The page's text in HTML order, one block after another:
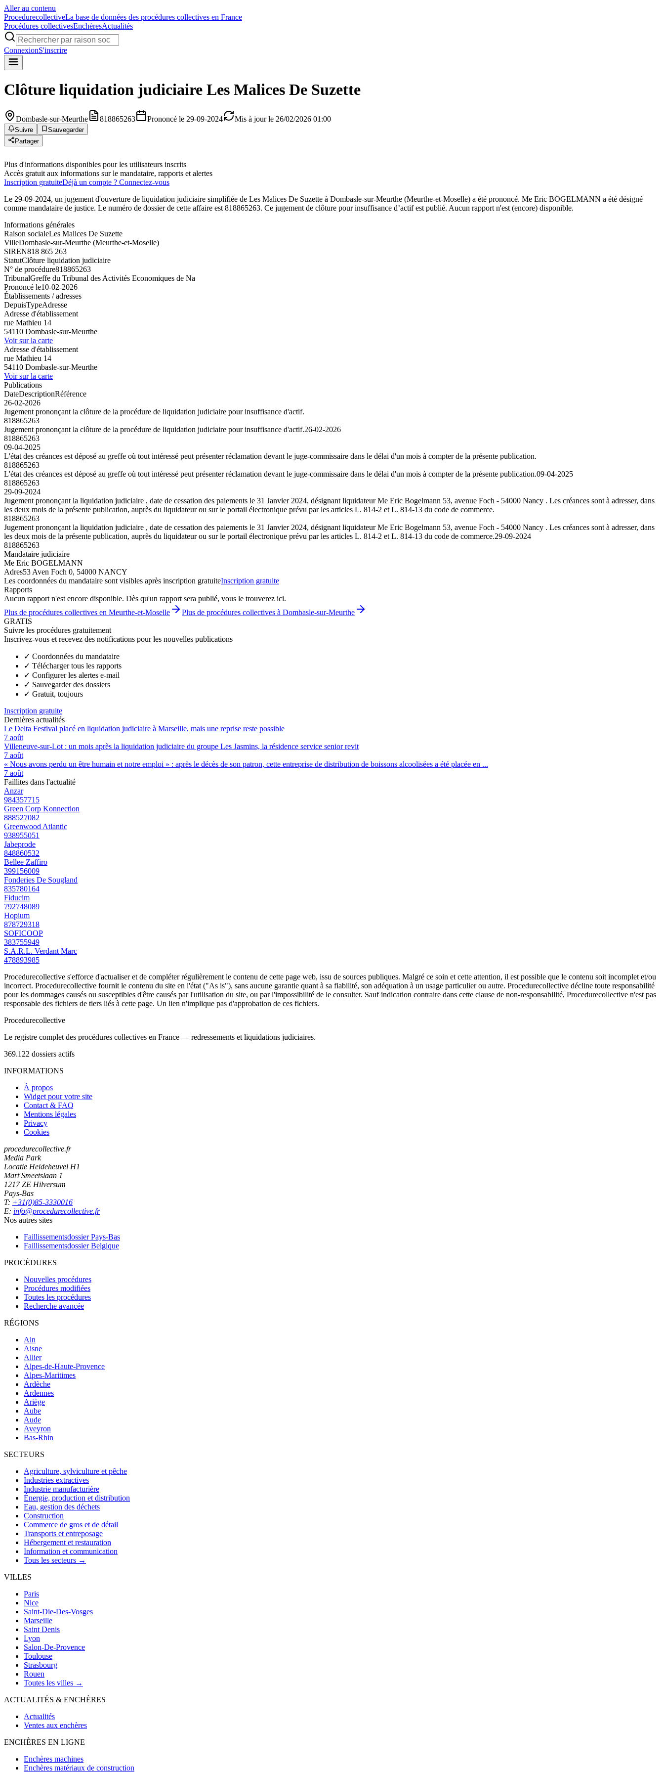
Aller au contenu
ProcedurecollectiveLa base de données des procédures collectives en France
Procédures collectivesEnchèresActualités
ConnexionS'inscrire
Clôture liquidation judiciaire Les Malices De Suzette
Dombasle-sur-Meurthe 818865263 Prononcé le 29-09-2024 Mis à jour le 26/02/2026 01:00
Suivre
Sauvegarder
Partager
Plus d'informations disponibles pour les utilisateurs inscrits
Accès gratuit aux informations sur le mandataire, rapports et alertes
Inscription gratuiteDéjà un compte ? Connectez-vous
Le 29-09-2024, un jugement d'ouverture de liquidation judiciaire simplifiée de Les Malices De Suzette à Dombasle-sur-Meurthe (Meurthe-et-Moselle) a été prononcé. Me Eric BOGELMANN a été désigné
comme mandataire de justice. Le numéro de dossier de cette affaire est 818865263. Ce jugement de clôture pour insuffisance d’actif est publié. Aucun rapport n'est (encore) disponible.
Informations générales
Raison socialeLes Malices De Suzette
VilleDombasle-sur-Meurthe (Meurthe-et-Moselle)
SIREN818 865 263
StatutClôture liquidation judiciaire
N° de procédure818865263
TribunalGreffe du Tribunal des Activités Economiques de Na
Prononcé le10-02-2026
Établissements / adresses
DepuisTypeAdresse
Adresse d'établissement
rue Mathieu 14
54110 Dombasle-sur-Meurthe
Voir sur la carte
Adresse d'établissement
rue Mathieu 14
54110 Dombasle-sur-Meurthe
Voir sur la carte
Publications
DateDescriptionRéférence
26-02-2026
Jugement prononçant la clôture de la procédure de liquidation judiciaire pour insuffisance d'actif.
818865263
Jugement prononçant la clôture de la procédure de liquidation judiciaire pour insuffisance d'actif.26-02-2026
818865263
09-04-2025
L'état des créances est déposé au greffe où tout intéressé peut présenter réclamation devant le juge-commissaire dans le délai d'un mois à compter de la présente publication.
818865263
L'état des créances est déposé au greffe où tout intéressé peut présenter réclamation devant le juge-commissaire dans le délai d'un mois à compter de la présente publication.09-04-2025
818865263
29-09-2024
Jugement prononçant la liquidation judiciaire , date de cessation des paiements le 31 Janvier 2024, désignant liquidateur Me Eric Bogelmann 53, avenue Foch - 54000 Nancy . Les créances sont à adresser, dans
les deux mois de la présente publication, auprès du liquidateur ou sur le portail électronique prévu par les articles L. 814-2 et L. 814-13 du code de commerce.
818865263
Jugement prononçant la liquidation judiciaire , date de cessation des paiements le 31 Janvier 2024, désignant liquidateur Me Eric Bogelmann 53, avenue Foch - 54000 Nancy . Les créances sont à adresser, dans
les deux mois de la présente publication, auprès du liquidateur ou sur le portail électronique prévu par les articles L. 814-2 et L. 814-13 du code de commerce.29-09-2024
818865263
Mandataire judiciaire
Me Eric BOGELMANN
Adres53 Aven Foch 0, 54000 NANCY
Les coordonnées du mandataire sont visibles après inscription gratuiteInscription gratuite
Rapports
Aucun rapport n'est encore disponible. Dès qu'un rapport sera publié, vous le trouverez ici.
Plus de procédures collectives en Meurthe-et-Moselle
Plus de procédures collectives à Dombasle-sur-Meurthe
GRATIS
Suivre les procédures gratuitement
Inscrivez-vous et recevez des notifications pour les nouvelles publications
✓ Coordonnées du mandataire
✓ Télécharger tous les rapports
✓ Configurer les alertes e-mail
✓ Sauvegarder des dossiers
✓ Gratuit, toujours
Inscription gratuite
Dernières actualités
Le Delta Festival placé en liquidation judiciaire à Marseille, mais une reprise reste possible
7 août
Villeneuve-sur-Lot : un mois après la liquidation judiciaire du groupe Les Jasmins, la résidence service senior revit
7 août
« Nous avons perdu un être humain et notre emploi » : après le décès de son patron, cette entreprise de distribution de boissons alcoolisées a été placée en ...
7 août
Faillites dans l'actualité
Anzar
984357715
Green Corp Konnection
888527082
Greenwood Atlantic
938955051
Jabeprode
848860532
Bellee Zaffiro
399156009
Fonderies De Sougland
835780164
Fiducim
792748089
Hopium
878729318
SOFICOOP
383755949
S.A.R.L. Verdant Marc
478893985
Procedurecollective s'efforce d'actualiser et de compléter régulièrement le contenu de cette page web, issu de sources publiques. Malgré ce soin et cette attention, il est possible que le contenu soit incomplet et/ou
incorrect. Procedurecollective fournit le contenu du site en l'état ("As is"), sans aucune garantie quant à sa fiabilité, son adéquation à un usage particulier ou autre. Procedurecollective décline toute responsabilité
pour les dommages causés ou susceptibles d'être causés par l'utilisation du site, ou par l'impossibilité de le consulter. Sauf indication contraire dans cette clause de non-responsabilité, Procedurecollective n'est pas
responsable des fichiers de tiers liés à cette page. Un lien n'implique pas d'approbation de ces fichiers.
Procedurecollective
Le registre complet des procédures collectives en France — redressements et liquidations judiciaires.
369.122 dossiers actifs
INFORMATIONS
À propos
Widget pour votre site
Contact & FAQ
Mentions légales
Privacy
Cookies
procedurecollective.fr
Media Park
Locatie Heideheuvel H1
Mart Smeetslaan 1
1217 ZE Hilversum
Pays-Bas
T: +31(0)85-3330016
E: info@procedurecollective.fr
Nos autres sites
Faillissementsdossier Pays-Bas
Faillissementsdossier Belgique
PROCÉDURES
Nouvelles procédures
Procédures modifiées
Toutes les procédures
Recherche avancée
RÉGIONS
Ain
Aisne
Allier
Alpes-de-Haute-Provence
Alpes-Maritimes
Ardèche
Ardennes
Ariège
Aube
Aude
Aveyron
Bas-Rhin
SECTEURS
Agriculture, sylviculture et pêche
Industries extractives
Industrie manufacturière
Énergie, production et distribution
Eau, gestion des déchets
Construction
Commerce de gros et de détail
Transports et entreposage
Hébergement et restauration
Information et communication
Tous les secteurs →
VILLES
Paris
Nice
Saint-Die-Des-Vosges
Marseille
Saint Denis
Lyon
Salon-De-Provence
Toulouse
Strasbourg
Rouen
Toutes les villes →
ACTUALITÉS & ENCHÈRES
Actualités
Ventes aux enchères
ENCHÈRES EN LIGNE
Enchères machines
Enchères matériaux de construction